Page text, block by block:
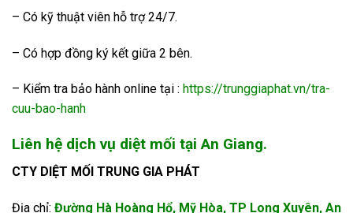
– Có kỹ thuật viên hỗ trợ 24/7.
– Có hợp đồng ký kết giữa 2 bên.
– Kiểm tra bảo hành online tại : https://trunggiaphat.vn/tra-
cuu-bao-hanh
Liên hệ dịch vụ diệt mối tại An Giang.
CTY DIỆT MỐI TRUNG GIA PHÁT
Địa chỉ: Đường Hà Hoàng Hổ, Mỹ Hòa, TP Long Xuyên, An